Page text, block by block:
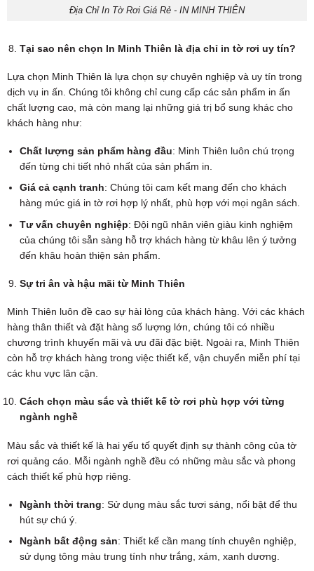
Địa Chỉ In Tờ Rơi Giá Rẻ - IN MINH THIÊN
Tại sao nên chọn In Minh Thiên là địa chỉ in tờ rơi uy tín?
Lựa chọn Minh Thiên là lựa chọn sự chuyên nghiệp và uy tín trong
dịch vụ in ấn. Chúng tôi không chỉ cung cấp các sản phẩm in ấn
chất lượng cao, mà còn mang lại những giá trị bổ sung khác cho
khách hàng như:
Chất lượng sản phẩm hàng đầu: Minh Thiên luôn chú trọng
đến từng chi tiết nhỏ nhất của sản phẩm in.
Giá cả cạnh tranh: Chúng tôi cam kết mang đến cho khách
hàng mức giá in tờ rơi hợp lý nhất, phù hợp với mọi ngân sách.
Tư vấn chuyên nghiệp: Đội ngũ nhân viên giàu kinh nghiệm
của chúng tôi sẵn sàng hỗ trợ khách hàng từ khâu lên ý tưởng
đến khâu hoàn thiện sản phẩm.
Sự tri ân và hậu mãi từ Minh Thiên
Minh Thiên luôn đề cao sự hài lòng của khách hàng. Với các khách
hàng thân thiết và đặt hàng số lượng lớn, chúng tôi có nhiều
chương trình khuyến mãi và ưu đãi đặc biệt. Ngoài ra, Minh Thiên
còn hỗ trợ khách hàng trong việc thiết kế, vận chuyển miễn phí tại
các khu vực lân cận.
Cách chọn màu sắc và thiết kế tờ rơi phù hợp với từng
ngành nghề
Màu sắc và thiết kế là hai yếu tố quyết định sự thành công của tờ
rơi quảng cáo. Mỗi ngành nghề đều có những màu sắc và phong
cách thiết kế phù hợp riêng.
Ngành thời trang: Sử dụng màu sắc tươi sáng, nổi bật để thu
hút sự chú ý.
Ngành bất động sản: Thiết kế cần mang tính chuyên nghiệp,
sử dụng tông màu trung tính như trắng, xám, xanh dương.